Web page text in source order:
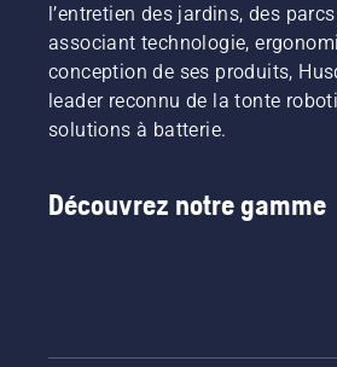
l’entretien des jardins, des
associant technologie,
conception de ses produits,
leader reconnu de la tonte
solutions à batterie.
Découvrez notre gamme